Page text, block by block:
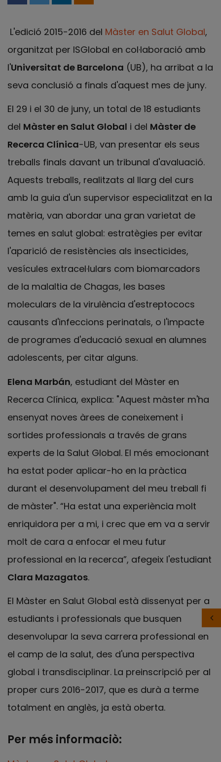
L'edició 2015-2016 del Màster en Salut Global,
organitzat per ISGlobal en col·laboració amb
l'Universitat de Barcelona (UB), ha arribat a la
seva conclusió a finals d'aquest mes de juny.
El 29 i el 30 de juny, un total de 18 estudiants
del Màster en Salut Global i del Màster de
Recerca Clínica-UB, van presentar els seus
treballs finals davant un tribunal d'avaluació.
Aquests treballs, realitzats al llarg del curs
amb la guia d'un supervisor especialitzat en la
matèria, van abordar una gran varietat de
temes en salut global: estratègies per evitar
l'aparició de resistències als insecticides,
vesícules extracel·lulars com biomarcadors
de la malaltia de Chagas, les bases
moleculars de la virulència d'estreptococs
causants d'infeccions perinatals, o l'impacte
de programes d'educació sexual en alumnes
adolescents, per citar alguns.
Elena Marbán, estudiant del Màster en
Recerca Clínica, explica: "Aquest màster m'ha
ensenyat noves àrees de coneixement i
sortides professionals a través de grans
experts de la Salut Global. El més emocionant
ha estat poder aplicar-ho en la pràctica
durant el desenvolupament del meu treball fi
de màster". “Ha estat una experiència molt
enriquidora per a mi, i crec que em va a servir
molt de cara a enfocar el meu futur
professional en la recerca”, afegeix l'estudiant
Clara Mazagatos.
El Màster en Salut Global està dissenyat per a
estudiants i professionals que busquen
desenvolupar la seva carrera professional en
el camp de la salut, des d'una perspectiva
global i transdisciplinar. La preinscripció per al
proper curs 2016-2017, que es durà a terme
totalment en anglès, ja està oberta.
Per més informaciò: